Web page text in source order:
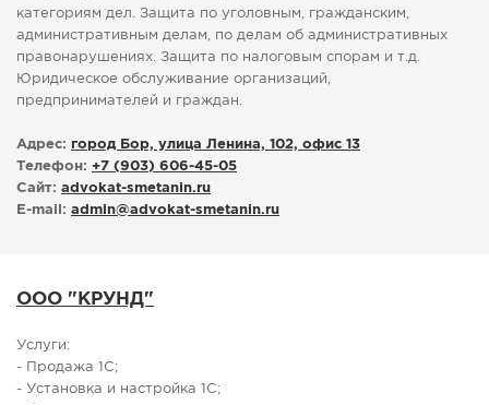
категориям дел. Защита по уголовным, гражданским,
административным делам, по делам об административных
правонарушениях. Защита по налоговым спорам и т.д.
Юридическое обслуживание организаций,
предпринимателей и граждан.
Адрес: город Бор, улица Ленина, 102, офис 13
Телефон: +7 (903) 606-45-05
Сайт: advokat-smetanin.ru
E-mail: admin@advokat-smetanin.ru
ООО "КРУНД"
Услуги:
- Продажа 1С;
- Установка и настройка 1С;